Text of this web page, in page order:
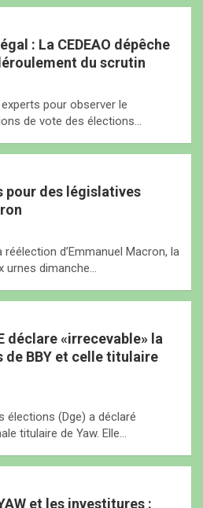
: La CEDEAO dépêche
du scrutin
experts pour observer le
de vote des élections…
pour des législatives
d’Emmanuel Macron, la
urnes dimanche…
déclare «irrecevable» la
de BBY et celle titulaire
élections (Dge) a déclaré
titulaire de Yaw. Elle…
et les investitures :